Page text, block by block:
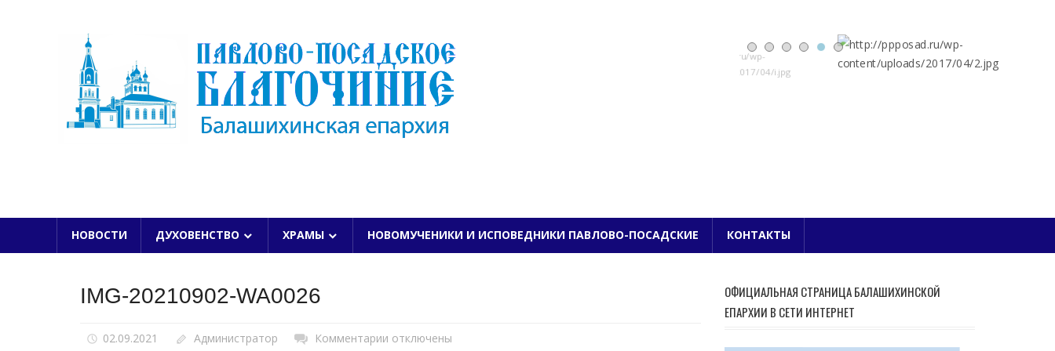
ПАВЛОВО-ПОСАДСКОЕ БЛАГОЧИНИЕ
НОВОСТИ ДУХОВЕНСТВО ХРАМЫ НОВОМУЧЕНИКИ И ИСПОВЕДНИКИ ПАВЛОВО-ПОСАДСКИЕ КОНТАКТЫ
IMG-20210902-WA0026
02.09.2021 Администратор Комментарии котключены
ОФИЦИАЛЬНАЯ СТРАНИЦА БАЛАШИХИНСКОЙ
ЕПАРХИИ В СЕТИ ИНТЕРНЕТ